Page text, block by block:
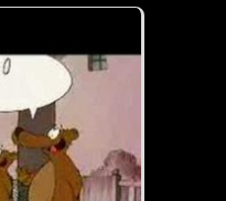
in der Halloween-Nacht